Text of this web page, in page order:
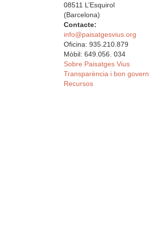
08511 L’Esquirol
(Barcelona)
Contacte:
info@paisatgesvius.org
Oficina: 935.210.879
Mòbil: 649.056. 034
Sobre Paisatges Vius
Transparència i bon govern
Recursos